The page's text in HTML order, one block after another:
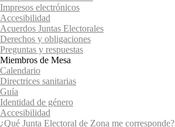
Impresos electrónicos
Accesibilidad
Acuerdos Juntas Electorales
Derechos y obligaciones
Preguntas y respuestas
Miembros de Mesa
Calendario
Directrices sanitarias
Guía
Identidad de género
Accesibilidad
¿Qué Junta Electoral de Zona me corresponde?